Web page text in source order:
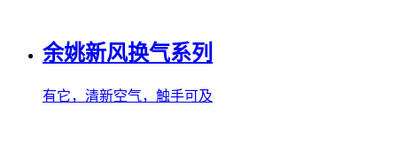
余姚新风换气系列
有它，清新空气，触手可及